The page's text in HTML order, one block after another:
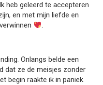
heb geleerd te accepteren
en met mijn liefde en
.
Onlangs belde een
dat ze de meisjes zonder
begin raakte ik in paniek.